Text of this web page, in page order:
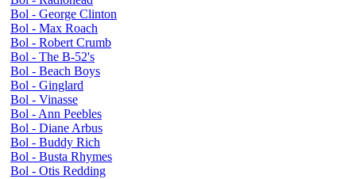
Bol - George Clinton
Bol - Max Roach
Bol - Robert Crumb
Bol - The B-52's
Bol - Beach Boys
Bol - Ginglard
Bol - Vinasse
Bol - Ann Peebles
Bol - Diane Arbus
Bol - Buddy Rich
Bol - Busta Rhymes
Bol - Otis Redding